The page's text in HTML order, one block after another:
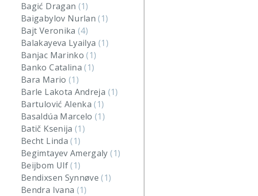
Bagić Dragan (1)
Baigabylov Nurlan(1)
Bajt Veronika(4)
Balakayeva Lyailya (1)
Banjac Marinko(1)
Banko Catalina(1)
Bara Mario (1)
Barle Lakota Andreja (1)
Bartulović Alenka(1)
Basaldúa Marcelo(1)
Batič Ksenija(1)
Becht Linda(1)
Begimtayev Amergaly(1)
Beijbom Ulf(1)
Bendixsen Synnøve(1)
Bendra Ivana (1)